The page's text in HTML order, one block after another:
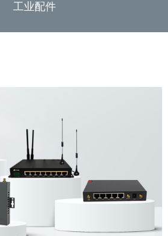
工业配件